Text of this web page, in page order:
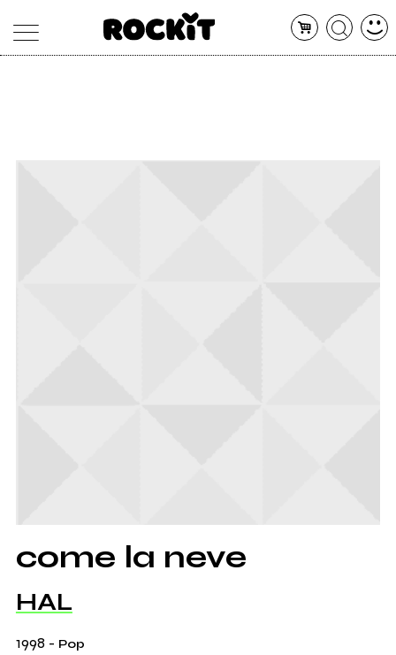
CONCERTI
come la neve
HAL
1998 - Pop